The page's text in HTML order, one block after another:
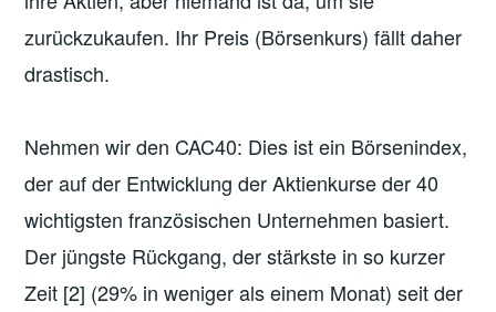
zurückzukaufen. Ihr Preis (Börsenkurs) fällt daher
drastisch.
Nehmen wir den CAC40: Dies ist ein Börsenindex,
der auf der Entwicklung der Aktienkurse der 40
wichtigsten französischen Unternehmen basiert.
Der jüngste Rückgang, der stärkste in so kurzer
Zeit [2] (29% in weniger als einem Monat) seit der